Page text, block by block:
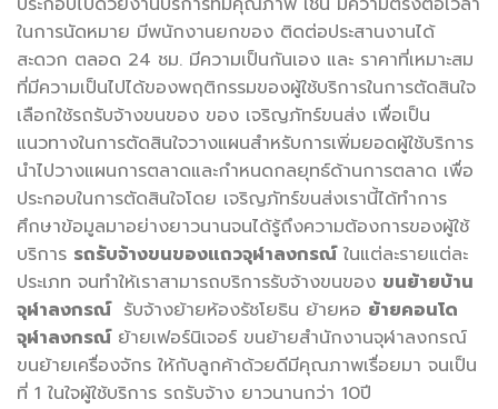
ในการนัดหมาย มีพนักงานยกของ ติดต่อประสานงานได้
สะดวก ตลอด 24 ชม. มีความเป็นกันเอง และ ราคาที่เหมาะสม
ที่มีความเป็นไปได้ของพฤติกรรมของผู้ใช้บริการในการตัดสินใจ
เลือกใช้รถรับจ้างขนของ ของ เจริญภัทร์ขนส่ง เพื่อเป็น
แนวทางในการตัดสินใจวางแผนสำหรับการเพิ่มยอดผู้ใช้บริการ
นำไปวางแผนการตลาดและกำหนดกลยุทธ์ด้านการตลาด เพื่อ
ประกอบในการตัดสินใจโดย เจริญภัทร์ขนส่งเรานี้ได้ทำการ
ศึกษาข้อมูลมาอย่างยาวนานจนได้รู้ถึงความต้องการของผู้ใช้
บริการ รถรับจ้างขนของแถวจุฬาลงกรณ์ในแต่ละรายแต่ละ
ประเภท จนทำให้เราสามารถบริการรับจ้างขนของ ขนย้ายบ้าน
จุฬาลงกรณ์ รับจ้างย้ายห้องรัชโยธิน ย้ายหอ ย้ายคอนโด
จุฬาลงกรณ์ย้ายเฟอร์นิเจอร์ ขนย้ายสำนักงานจุฬาลงกรณ์
ขนย้ายเครื่องจักร ให้กับลูกค้าด้วยดีมีคุณภาพเรื่อยมา จนเป็น
ที่ 1 ในใจผู้ใช้บริการ รถรับจ้าง ยาวนานกว่า 10ปี